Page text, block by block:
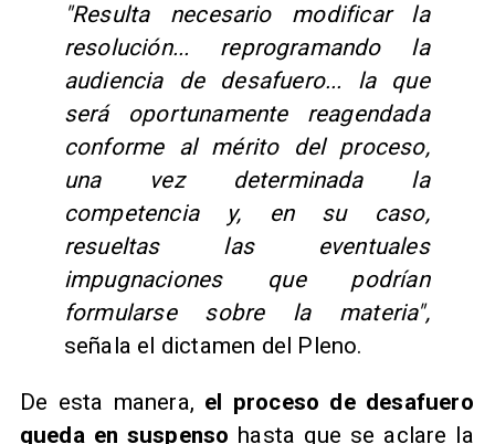
"Resulta necesario modificar la
resolución... reprogramando la
audiencia de desafuero... la que
será oportunamente reagendada
conforme al mérito del proceso,
una vez determinada la
competencia y, en su caso,
resueltas las eventuales
impugnaciones que podrían
formularse sobre la materia",
señala el dictamen del Pleno.
De esta manera, el proceso de desafuero
queda en suspenso hasta que se aclare la